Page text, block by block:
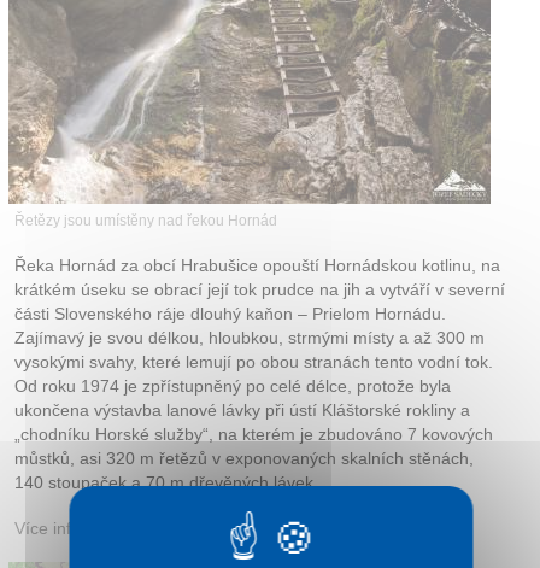
Kontakt
Řetězy jsou umístěny nad řekou Hornád
Řeka Hornád za obcí Hrabušice opouští Hornádskou kotlinu, na
krátkém úseku se obrací její tok prudce na jih a vytváří v severní
části Slovenského ráje dlouhý kaňon – Prielom Hornádu.
Zajímavý je svou délkou, hloubkou, strmými místy a až 300 m
vysokými svahy, které lemují po obou stranách tento vodní tok.
Od roku 1974 je zpřístupněný po celé délce, protože byla
ukončena výstavba lanové lávky při ústí Kláštorské rokliny a
„chodníku Horské služby“, na kterém je zbudováno 7 kovových
můstků, asi 320 m řetězů v exponovaných skalních stěnách,
140 stoupaček a 70 m dřevěných lávek.
Více informací: slovenskyraj.sk